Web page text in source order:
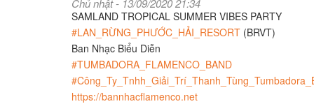
SAMLAND TROPICAL SUMMER VIBES PARTY
#LAN_RỪNG_PHƯỚC_HẢI_RESORT (BRVT)
Ban Nhạc Biểu Diễn
#TUMBADORA_FLAMENCO_BAND
https://bannhacflamenco.net